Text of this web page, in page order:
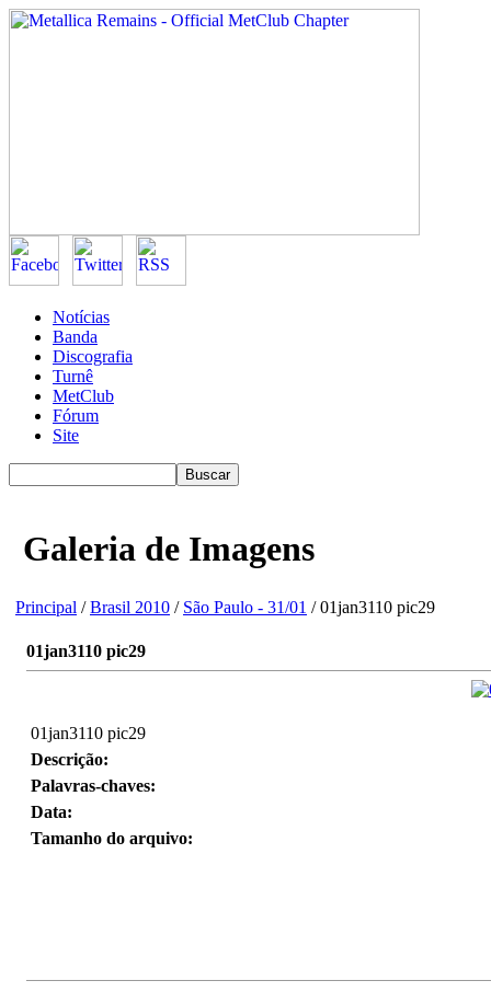
Notícias
Banda
Discografia
Turnê
MetClub
Fórum
Site
Galeria de Imagens
Principal /Brasil 2010 / São Paulo - 31/01 / 01jan3110 pic29
01jan3110 pic29
01jan3110 pic29
Descrição:
Palavras-chaves:
Data:
Tamanho do arquivo: